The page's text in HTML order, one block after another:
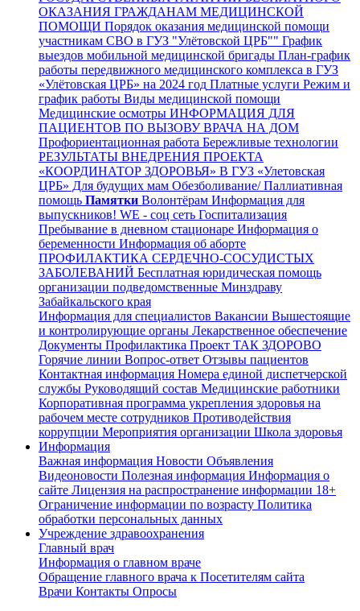
ОКАЗАНИЯ ГРАЖДАНАМ МЕДИЦИНСКОЙ
ПОМОЩИ Порядок оказания медицинской помощи
участникам СВО в ГУЗ "Улётовской ЦРБ"" График
выездов мобильной медицинской бригады План-график
работы передвижного медицинского комплекса в ГУЗ
«Улётовская ЦРБ» на 2024 год Платные услуги Режим и
график работы Виды медицинской помощи
Медицинские осмотры ИНФОРМАЦИЯ ДЛЯ
ПАЦИЕНТОВ ПО ВЫЗОВУ ВРАЧА НА ДОМ
Профориентационная работа Бережливые технологии
РЕЗУЛЬТАТЫ ВНЕДРЕНИЯ ПРОЕКТА
«КООРДИНАТОР ЗДОРОВЬЯ» В ГУЗ «Улетовская
ЦРБ» Для будущих мам Обезболивание/ Паллиативная
помощь Памятки Волонтёрам Информация для
выпускников! WE - соц сеть Госпитализация
Пребывание в дневном стационаре Информация о
беременности Информация об аборте
ПРОФИЛАКТИКА СЕРДЕЧНО-СОСУДИСТЫХ
ЗАБОЛЕВАНИЙ Бесплатная юридическая помощь
организации подведомственные Минздраву
Забайкальского края
Информация для специалистов Вакансии Вышестоящие
и контролирующие органы Лекарственное обеспечение
Документы Профилактика Проект ТАК ЗДОРОВО
Горячие линии Вопрос-ответ Отзывы пациентов
Контактная информация Номера единой диспетчерской
службы Руководящий состав Медицинские работники
Корпоративная программа укрепления здоровья на
рабочем месте сотрудников Противодействия
коррупции Мероприятия организации Школа здоровья
Информация
Важная информация Новости Объявления
Видеоновости Полезная информация Информация о
сайте Лицензия на распространение информации 18+
Ограничение информации по возрасту Политика
обработки персональных данных
Учреждение здравоохранения
Главный врач
Информация о главном враче
Обращение главного врача к Посетителям сайта
Врачи Контакты Опросы